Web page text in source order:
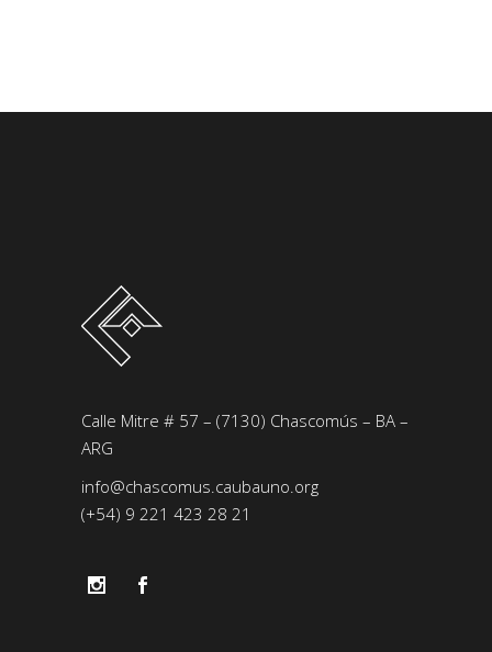
Calle Mitre # 57 – (7130) Chascomús – BA –
ARG
info@chascomus.caubauno.org
(+54) 9 221 423 28 21